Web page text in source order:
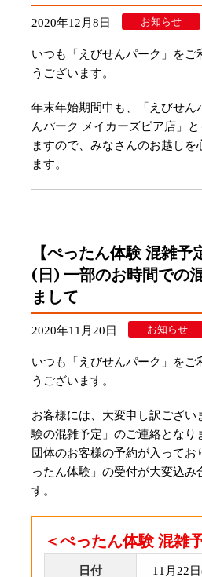
2020年12月8日 お知らせ
いつも「えびせんパーク」をご
うございます。
年末年始期間中も、「えびせん
んパーク メイカーズピア店」と
ますので、みなさんのお越しを
ます。
【ぺったん体験 混雑予
(日) 一部のお時間での
まして
2020年11月20日 お知らせ
いつも「えびせんパーク」をご
うございます。
お客様には、大変申し訳ござい
験の混雑予定」のご連絡となり
団体のお客様の予約が入ってお
ったん体験」の受付が大変込み
す。
＜ぺったん体験 混雑
日付 11月22